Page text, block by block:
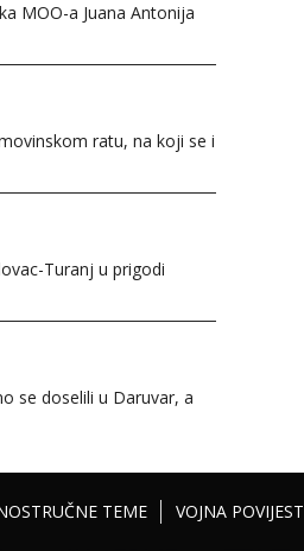
MOO-a Juana Antonija
ratu, na koji se i
Turanj u prigodi
se doselili u Daruvar, a
TEME VOJNA POVIJEST